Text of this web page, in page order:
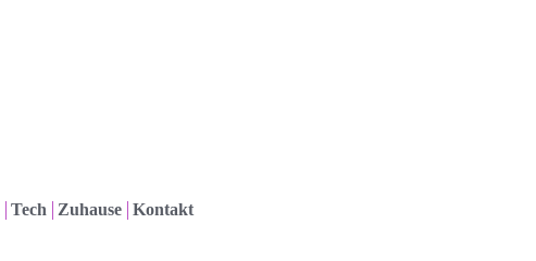
Tech Zuhause Kontakt